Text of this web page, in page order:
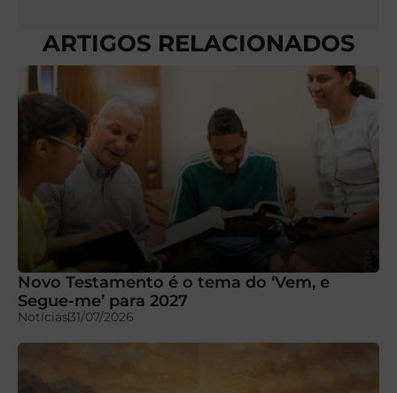
ARTIGOS RELACIONADOS
Novo Testamento é o tema do ‘Vem, e
Segue-me’ para 2027
Notícias31/07/2026